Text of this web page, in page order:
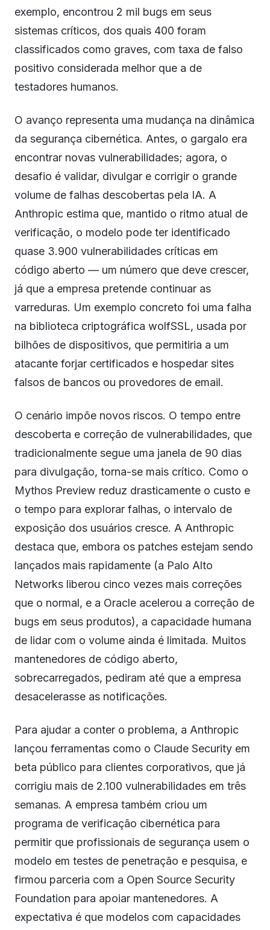
exemplo, encontrou 2 mil bugs em seus
sistemas críticos, dos quais 400 foram
classificados como graves, com taxa de falso
positivo considerada melhor que a de
testadores humanos.
O avanço representa uma mudança na dinâmica
da segurança cibernética. Antes, o gargalo era
encontrar novas vulnerabilidades; agora, o
desafio é validar, divulgar e corrigir o grande
volume de falhas descobertas pela IA. A
Anthropic estima que, mantido o ritmo atual de
verificação, o modelo pode ter identificado
quase 3.900 vulnerabilidades críticas em
código aberto — um número que deve crescer,
já que a empresa pretende continuar as
varreduras. Um exemplo concreto foi uma falha
na biblioteca criptográfica wolfSSL, usada por
bilhões de dispositivos, que permitiria a um
atacante forjar certificados e hospedar sites
falsos de bancos ou provedores de email.
O cenário impõe novos riscos. O tempo entre
descoberta e correção de vulnerabilidades, que
tradicionalmente segue uma janela de 90 dias
para divulgação, torna-se mais crítico. Como o
Mythos Preview reduz drasticamente o custo e
o tempo para explorar falhas, o intervalo de
exposição dos usuários cresce. A Anthropic
destaca que, embora os patches estejam sendo
lançados mais rapidamente (a Palo Alto
Networks liberou cinco vezes mais correções
que o normal, e a Oracle acelerou a correção de
bugs em seus produtos), a capacidade humana
de lidar com o volume ainda é limitada. Muitos
mantenedores de código aberto,
sobrecarregados, pediram até que a empresa
desacelerasse as notificações.
Para ajudar a conter o problema, a Anthropic
lançou ferramentas como o Claude Security em
beta público para clientes corporativos, que já
corrigiu mais de 2.100 vulnerabilidades em três
semanas. A empresa também criou um
programa de verificação cibernética para
permitir que profissionais de segurança usem o
modelo em testes de penetração e pesquisa, e
firmou parceria com a Open Source Security
Foundation para apoiar mantenedores. A
expectativa é que modelos com capacidades